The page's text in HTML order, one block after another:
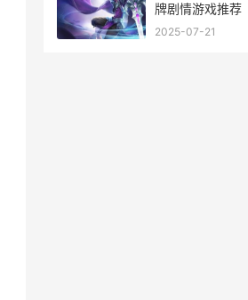
牌剧情游戏推荐
2025-07-21